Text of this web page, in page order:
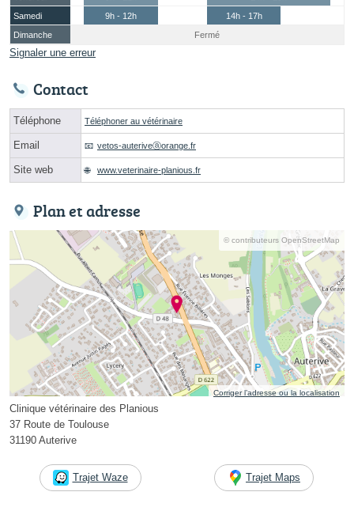
Samedi
9h - 12h
14h - 17h
Dimanche
Fermé
Signaler une erreur
Contact
Téléphone Téléphoner au vétérinaire
Email vetos-auteriveⓐorange.fr
Site web www.veterinaire-planious.fr
Plan et adresse
© contributeurs OpenStreetMap
Corriger l’adresse ou la localisation
Clinique vétérinaire des Planious
37 Route de Toulouse
31190 Auterive
Trajet Waze Trajet Maps